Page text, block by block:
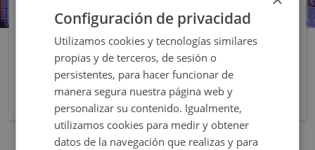
Configuración de privacidad
Utilizamos cookies y tecnologías similares
propias y de terceros, de sesión o
persistentes, para hacer funcionar de
manera segura nuestra página web y
personalizar su contenido. Igualmente,
utilizamos cookies para medir y obtener
datos de la navegación que realizas y para